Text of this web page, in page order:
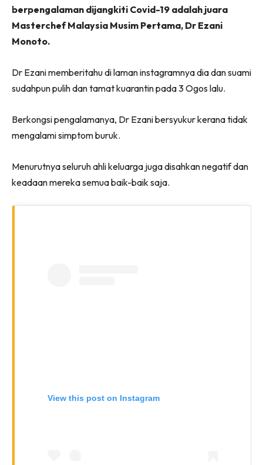
Dengan ini saya bersetuju denganTerma Penggunaandan
Polisi Privasi
Langganan anda telah diterima. Terima kasih!
Lubuk konten Kesihatan dan penjagaan diri
segalanya di seeNI. Rapi kini di seeNI.
KLIK DI SEENI
berpengalaman dijangkiti Covid-19 adalah juara
Masterchef Malaysia Musim Pertama, Dr Ezani
Monoto.
Dr Ezani memberitahu di laman instagramnya dia dan suami
sudahpun pulih dan tamat kuarantin pada 3 Ogos lalu.
Berkongsi pengalamanya, Dr Ezani bersyukur kerana tidak
mengalami simptom buruk.
Menurutnya seluruh ahli keluarga juga disahkan negatif dan
keadaan mereka semua baik-baik saja.
View this post on Instagram